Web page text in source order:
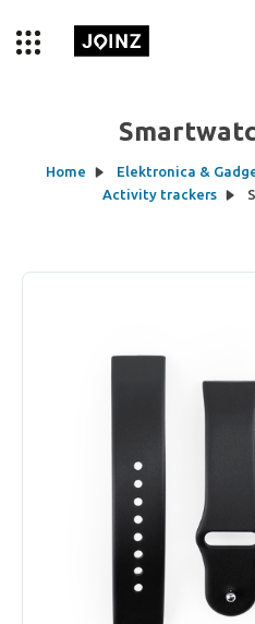
Home Elektronica &
Activity trackers